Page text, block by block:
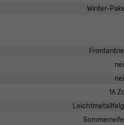
Winter-
16 Zoll